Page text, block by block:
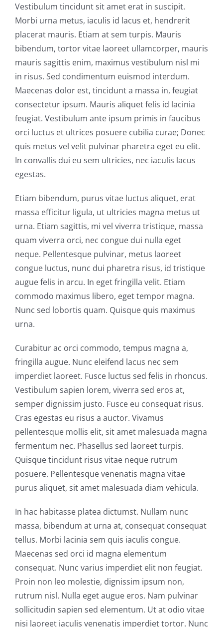
Vestibulum tincidunt sit amet erat in suscipit.
Morbi urna metus, iaculis id lacus et, hendrerit
placerat mauris. Etiam at sem turpis. Mauris
bibendum, tortor vitae laoreet ullamcorper, mauris
mauris sagittis enim, maximus vestibulum nisl mi
in risus. Sed condimentum euismod interdum.
Maecenas dolor est, tincidunt a massa in, feugiat
consectetur ipsum. Mauris aliquet felis id lacinia
feugiat. Vestibulum ante ipsum primis in faucibus
orci luctus et ultrices posuere cubilia curae; Donec
quis metus vel velit pulvinar pharetra eget eu elit.
In convallis dui eu sem ultricies, nec iaculis lacus
egestas.
Etiam bibendum, purus vitae luctus aliquet, erat
massa efficitur ligula, ut ultricies magna metus ut
urna. Etiam sagittis, mi vel viverra tristique, massa
quam viverra orci, nec congue dui nulla eget
neque. Pellentesque pulvinar, metus laoreet
congue luctus, nunc dui pharetra risus, id tristique
augue felis in arcu. In eget fringilla velit. Etiam
commodo maximus libero, eget tempor magna.
Nunc sed lobortis quam. Quisque quis maximus
urna.
Curabitur ac orci commodo, tempus magna a,
fringilla augue. Nunc eleifend lacus nec sem
imperdiet laoreet. Fusce luctus sed felis in rhoncus.
Vestibulum sapien lorem, viverra sed eros at,
semper dignissim justo. Fusce eu consequat risus.
Cras egestas eu risus a auctor. Vivamus
pellentesque mollis elit, sit amet malesuada magna
fermentum nec. Phasellus sed laoreet turpis.
Quisque tincidunt risus vitae neque rutrum
posuere. Pellentesque venenatis magna vitae
purus aliquet, sit amet malesuada diam vehicula.
In hac habitasse platea dictumst. Nullam nunc
massa, bibendum at urna at, consequat consequat
tellus. Morbi lacinia sem quis iaculis congue.
Maecenas sed orci id magna elementum
consequat. Nunc varius imperdiet elit non feugiat.
Proin non leo molestie, dignissim ipsum non,
rutrum nisl. Nulla eget augue eros. Nam pulvinar
sollicitudin sapien sed elementum. Ut at odio vitae
nisi laoreet iaculis venenatis imperdiet tortor. Nunc